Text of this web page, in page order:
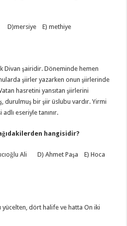
E) methiye
Divan şairidir. Döneminde hemen
şiirler yazarken onun şiirlerinde
hasretini yansıtan şiirlerini
durulmuş bir şiir üslubu vardır. Yirmi
eseriyle tanınır.
hangisidir?
Ali D) Ahmet Paşa E) Hoca
yücelten, dört halife ve hatta On iki